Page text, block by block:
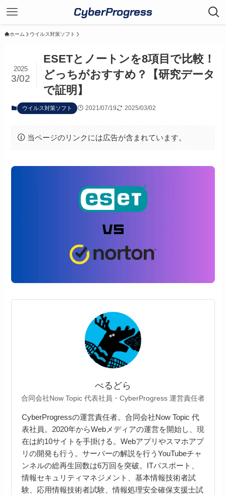
CyberProgress
ホーム ウイルス対策ソフト
ESETとノートンを8項目で比較！
どっちがおすすめ？【研究データ
で証明】
2025
3/02
ウイルス対策ソフト 2021/07/19 2025/03/02
当ページのリンクには広告が含まれています。
べるどら
合同会社Now Topic 代表社員・CyberProgress 運営責任者
CyberProgressの運営責任者。合同会社Now Topic 代
表社員。2020年からWebメディアの運営を開始し、現
在は約10サイトを手掛ける。Webアプリやスマホアプ
リの開発も行う。サーバーの解説を行うYouTubeチャ
ンネルの総再生回数は6万回を突破。ITパスポート、
情報セキュリティマネジメント、基本情報技術者試
験、応用情報技術者試験、情報処理安全確保支援士試